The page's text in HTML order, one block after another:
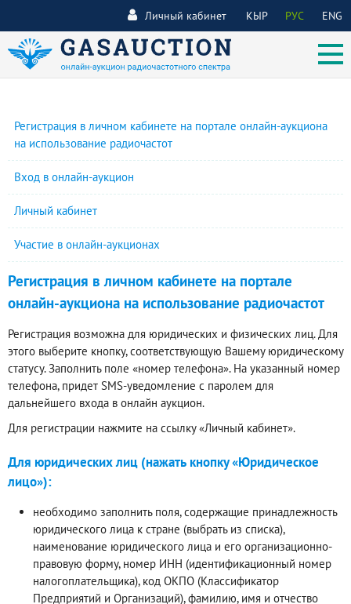
КЫР РУС ENG
Личный кабинет
Регистрация в личном кабинете на портале онлайн-аукциона
на использование радиочастот
Вход в онлайн-аукцион
Личный кабинет
Участие в онлайн-аукционах
Регистрация в личном кабинете на портале
онлайн-аукциона на использование радиочастот
Регистрация возможна для юридических и физических лиц. Для
этого выберите кнопку, соответствующую Вашему юридическому
статусу. Заполнить поле «номер телефона». На указанный номер
телефона, придет SMS-уведомление с паролем для
дальнейшего входа в онлайн аукцион.
Для регистрации нажмите на ссылку «Личный кабинет».
Для юридических лиц (нажать кнопку «Юридическое
лицо»):
необходимо заполнить поля, содержащие принадлежность
юридического лица к стране (выбрать из списка),
наименование юридического лица и его организационно-
правовую форму, номер ИНН (идентификационный номер
налогоплательщика), код ОКПО (Классификатор
Предприятий и Организаций), фамилию, имя и отчество